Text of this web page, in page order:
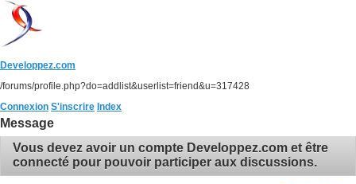
Developpez.com
/forums/profile.php?do=addlist&userlist=friend&u=317428
Connexion S'inscrire Index
Message
Vous devez avoir un compte Developpez.com et être
connecté pour pouvoir participer aux discussions.